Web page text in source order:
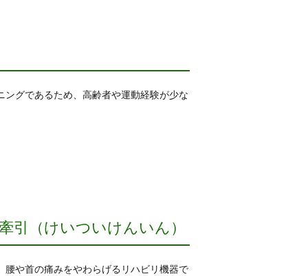
グであるため、高齢者や運動経験が少な
引（けいついけんいん）
や首の痛みをやわらげるリハビリ機器で